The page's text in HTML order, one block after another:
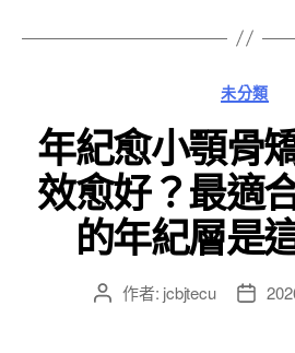
分
類
未分類
年紀愈小顎骨
效愈好？最適
的年紀層是
文 作者: jcbjtecu
文